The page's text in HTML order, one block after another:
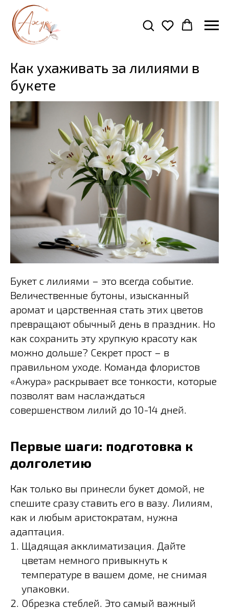
Как ухаживать за лилиями в
букете
Букет с лилиями – это всегда событие.
Величественные бутоны, изысканный
аромат и царственная стать этих цветов
превращают обычный день в праздник. Но
как сохранить эту хрупкую красоту как
можно дольше? Секрет прост – в
правильном уходе. Команда флористов
«Ажура» раскрывает все тонкости, которые
позволят вам наслаждаться
совершенством лилий до 10-14 дней.
Первые шаги: подготовка к
долголетию
Как только вы принесли букет домой, не
спешите сразу ставить его в вазу. Лилиям,
как и любым аристократам, нужна
адаптация.
Щадящая акклиматизация. Дайте
цветам немного привыкнуть к
температуре в вашем доме, не снимая
упаковки.
Обрезка стеблей. Это самый важный